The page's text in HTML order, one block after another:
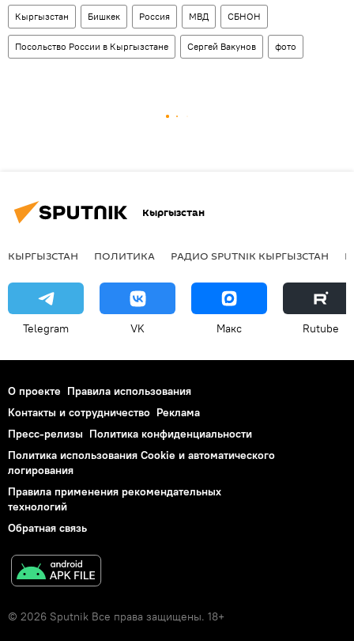
Кыргызстан Бишкек Россия МВД СБНОН
Посольство России в Кыргызстане Сергей Вакунов фото
Кыргызстан
КЫРГЫЗСТАН ПОЛИТИКА РАДИО SPUTNIK КЫРГЫЗСТАН
Telegram VK Макс Rutube
О проекте Правила использования
Контакты и сотрудничество Реклама
Пресс-релизы Политика конфиденциальности
Политика использования Cookie и автоматического
логирования
Правила применения рекомендательных
технологий
Обратная связь
© 2026 Sputnik Все права защищены. 18+